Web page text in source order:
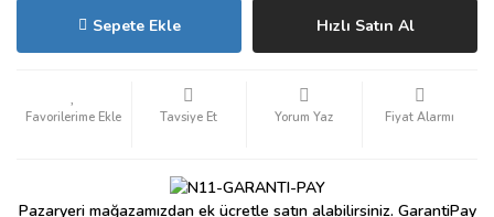
Sepete Ekle Hızlı Satın Al
Tavsiye Et Yorum Yaz Fiyat Alarmı
Pazaryeri mağazamızdan ek ücretle satın alabilirsiniz. GarantiPay